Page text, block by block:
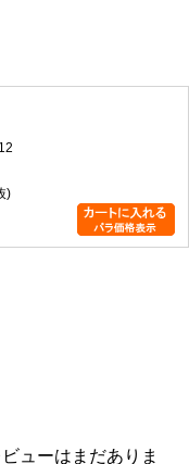
)
ューはまだありま